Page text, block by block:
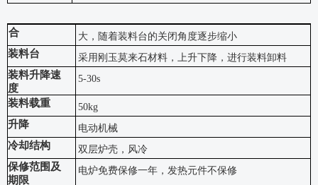
合 大，随着装料台的关闭角度逐步缩小
装料台 采用刚玉莫来石材料，上升下降，进行装料卸料
装料升降速
度
5-30s
装料载重 50kg
升降 电动机械
冷却结构 双层炉壳，风冷
保修范围及
期限
电炉免费保修一年，发热元件不保修